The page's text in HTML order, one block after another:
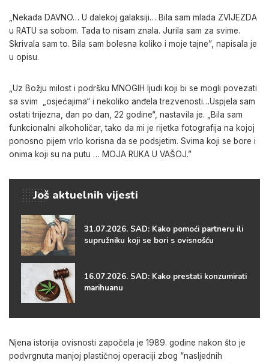
„Nekada DAVNO… U dalekoj galaksiji… Bila sam mlada ZVIJEZDA
u RATU sa sobom. Tada to nisam znala. Jurila sam za svime.
Skrivala sam to. Bila sam bolesna koliko i moje tajne”, napisala je
u opisu.
„Uz Božju milost i podršku MNOGIH ljudi koji bi se mogli povezati
sa svim „osjećajima“ i nekoliko anđela trezvenosti…Uspjela sam
ostati trijezna, dan po dan, 22 godine“, nastavila je. „Bila sam
funkcionalni alkoholičar, tako da mi je rijetka fotografija na kojoj
ponosno pijem vrlo korisna da se podsjetim. Svima koji se bore i
onima koji su na putu … MOJA RUKA U VAŠOJ.”
Još aktuelnih vijesti
31.07.2026. SAD: Kako pomoći partneru ili
supružniku koji se bori s ovisnošću
16.07.2026. SAD: Kako prestati konzumirati
marihuanu
Njena istorija ovisnosti započela je 1989. godine nakon što je
podvrgnuta manjoj plastičnoj operaciji zbog “nasljednih